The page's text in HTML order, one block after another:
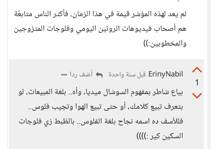
لم يعد لهذه المؤشر قيمة في هذا الزمان، فأكثر الناس متابعًة
هم أصحاب فيديوهات الروتين اليومي وفلوجات المتزوجين
والمخطوبين:))
1
ErinyNabil قبل سنة واحدة أضف ردا
بياع شاطر بمفهوم السوشال ميديا، وأه.. بلغة المبيعات، لو
بتعرف تبيع كلامك، أو حتى تبيع الهوا وتجيب فلوس..
فللأسف ده اسمه نجاح بلغة الفلوس.. بالظبط زي فلوجات
السكين كير :))))